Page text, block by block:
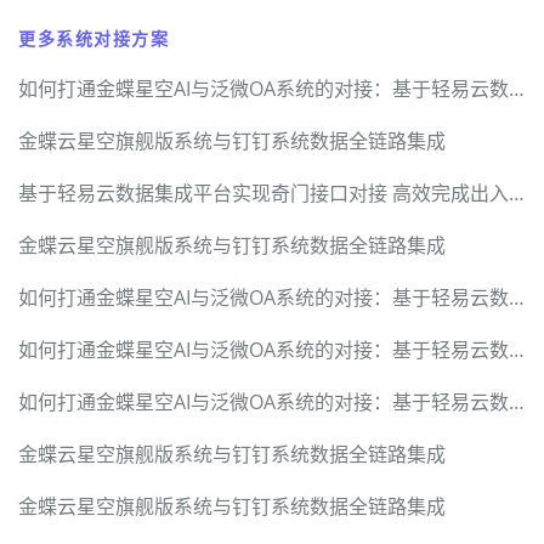
更多系统对接方案
如何打通金蝶星空AI与泛微OA系统的对接：基于轻易云数据集成平台的深度实践指南
金蝶云星空旗舰版系统与钉钉系统数据全链路集成
基于轻易云数据集成平台实现奇门接口对接 高效完成出入库信息实时传递与修改
金蝶云星空旗舰版系统与钉钉系统数据全链路集成
如何打通金蝶星空AI与泛微OA系统的对接：基于轻易云数据集成平台的深度实践指南
如何打通金蝶星空AI与泛微OA系统的对接：基于轻易云数据集成平台的深度实践指南
如何打通金蝶星空AI与泛微OA系统的对接：基于轻易云数据集成平台的深度实践指南
金蝶云星空旗舰版系统与钉钉系统数据全链路集成
金蝶云星空旗舰版系统与钉钉系统数据全链路集成